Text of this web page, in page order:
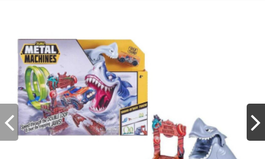
Kolica za bebe i dečija kolica
Kreveci, ljuljaške i ležaljke
Kadice, noše i adapteri
Hranilice, flašice i cucle